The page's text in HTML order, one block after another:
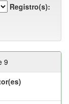
Registro(s):
9